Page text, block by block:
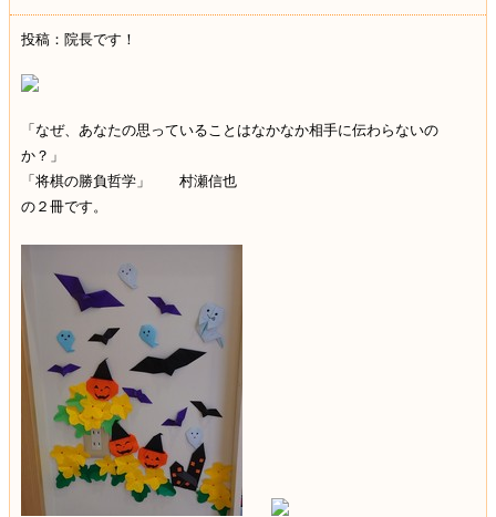
投稿：院長です！
「なぜ、あなたの思っていることはなかなか相手に伝わらないの
か？」
「将棋の勝負哲学」 村瀬信也
の２冊です。